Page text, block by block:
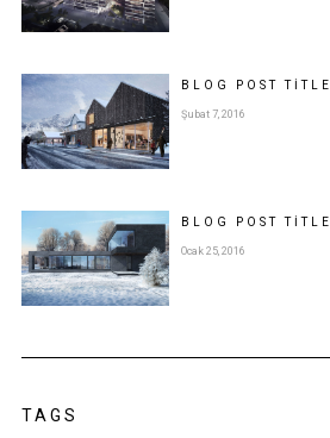
BLOG POSTTITLE
Şubat 7, 2016
BLOG POSTTITLE
Ocak 25, 2016
TAGS